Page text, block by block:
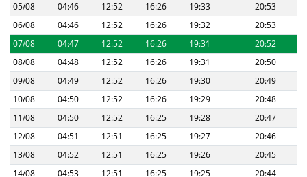
05/08
04:46 12:52 16:26 19:33
20:53
06/08
04:46 12:52 16:26 19:32
20:53
07/08
04:47 12:52 16:26 19:31
20:52
08/08
04:48 12:52 16:26 19:31
20:50
09/08
04:49 12:52 16:26 19:30
20:49
10/08
04:50 12:52 16:26 19:29
20:48
11/08
04:50 12:52 16:25 19:28
20:47
12/08
04:51 12:51 16:25 19:27
20:46
13/08
04:52 12:51 16:25 19:26
20:45
14/08
04:53 12:51 16:25 19:25
20:44